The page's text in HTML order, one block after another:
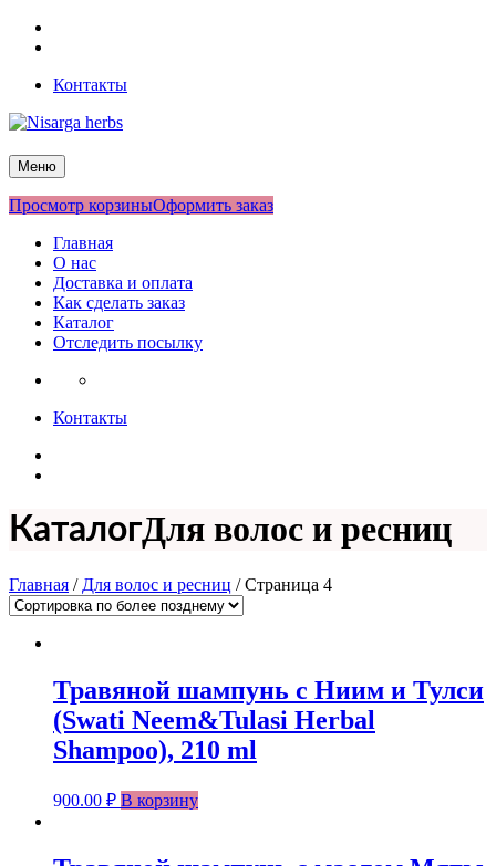
Перейти
Контакты
Nisarga herbs
Меню
Просмотр корзиныОформить заказ
Главная
О нас
Доставка и оплата
Как сделать заказ
Каталог
Отследить посылку
Контакты
КаталогДля волос и ресниц
Главная / Для волос и ресниц / Страница 4
Травяной шампунь с Ниим и Тулси
(Swati Neem&Tulasi Herbal
Shampoo), 210 ml
900.00 ₽ В корзину